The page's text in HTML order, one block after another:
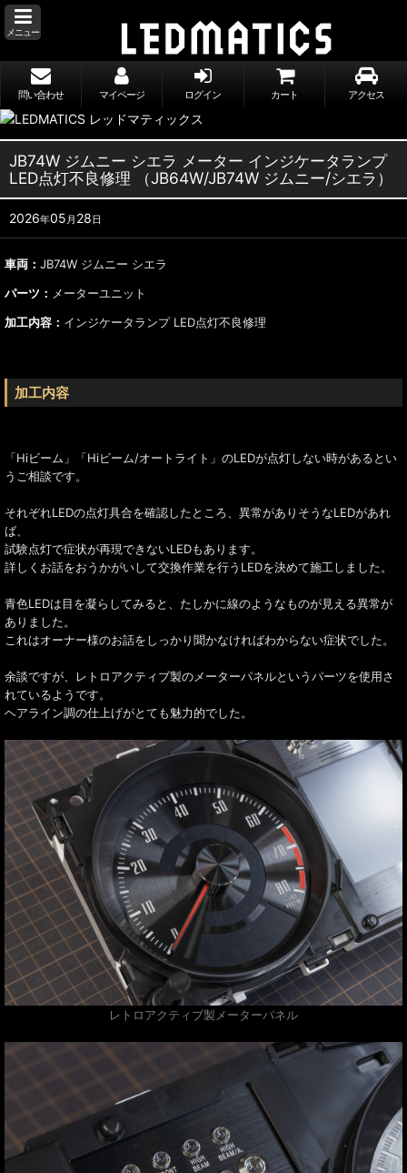
メニュー
問い合わせ マイページ ログイン カート アクセス
JB74W ジムニー シエラ メーター インジケータランプ
LED点灯不良修理 （JB64W/JB74W ジムニー/シエラ）
2026年05 月 28日
車両： JB74W ジムニー シエラ
パーツ： メーターユニット
加工内容： インジケータランプ LED点灯不良修理
加工内容
「Hiビーム」「Hiビーム/オートライト」のLEDが点灯しない時があるとい
うご相談です。
それぞれLEDの点灯具合を確認したところ、異常がありそうなLEDがあれ
ば、
試験点灯で症状が再現できないLEDもあります。
詳しくお話をおうかがいして交換作業を行うLEDを決めて施工しました。
青色LEDは目を凝らしてみると、たしかに線のようなものが見える異常が
ありました。
これはオーナー様のお話をしっかり聞かなければわからない症状でした。
余談ですが、レトロアクティブ製のメーターパネルというパーツを使用さ
れているようです。
ヘアライン調の仕上げがとても魅力的でした。
レトロアクティブ製メーターパネル